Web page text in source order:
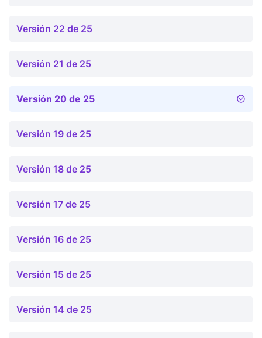
Versión 22 de 25
Versión 21 de 25
Versión 20 de 25
Versión 19 de 25
Versión 18 de 25
Versión 17 de 25
Versión 16 de 25
Versión 15 de 25
Versión 14 de 25